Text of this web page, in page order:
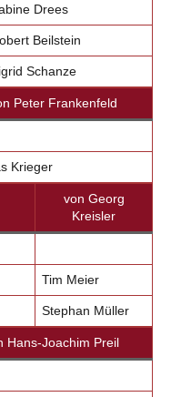
Drees
Beilstein
Schanze
Peter Frankenfeld
Krieger
von Georg
Kreisler
Tim Meier
Stephan Müller
Hans-Joachim Preil